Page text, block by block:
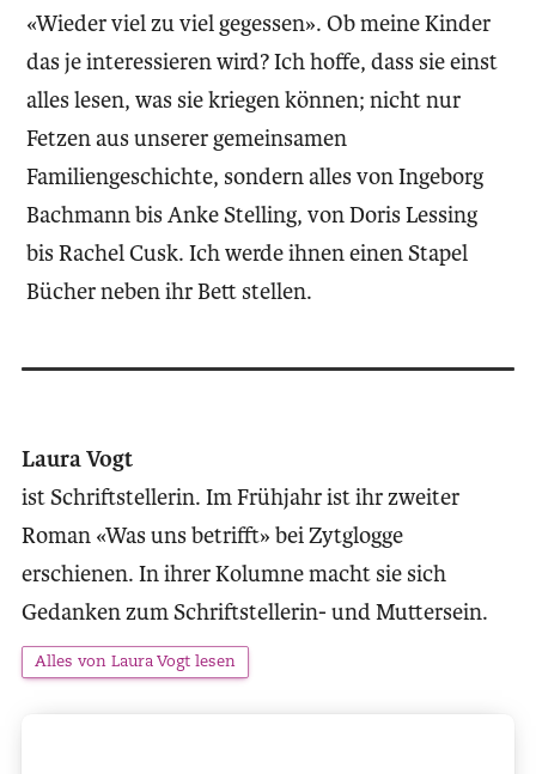
«Wieder viel zu viel gegessen». Ob meine Kinder
das je interessieren wird? Ich hoffe, dass sie einst
alles lesen, was sie kriegen können; nicht nur
Fetzen aus unserer gemeinsamen
Familiengeschichte, sondern alles von Ingeborg
Bachmann bis Anke Stelling, von Doris Lessing
bis Rachel Cusk. Ich werde ihnen einen Stapel
Bücher neben ihr Bett stellen.
Laura Vogt
ist Schriftstellerin. Im Frühjahr ist ihr zweiter
Roman «Was uns betrifft» bei Zytglogge
erschienen. In ihrer Kolumne macht sie sich
Gedanken zum Schriftstellerin- und Muttersein.
Alles von Laura Vogt lesen